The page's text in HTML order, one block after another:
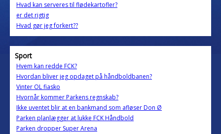
Hvad kan serveres til flødekartofler?
er det rigtig
Hvad gør jeg forkert??
Sport
Hvem kan redde FCK?
Hvordan bliver jeg opdaget på håndboldbanen?
Vinter OL fiasko
Hvornår kommer Parkens regnskab?
Ikke uventet blir at en bankmand som afløser Don Ø
Parken planlægger at lukke FCK Håndbold
Parken dropper Super Arena